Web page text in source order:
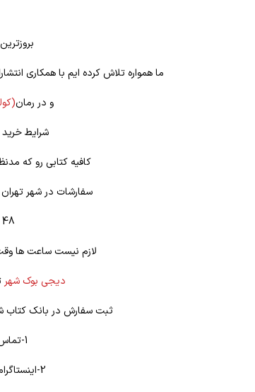
ما همواره تلاش کرده ایم با همکاری
و در رمان
شرایط
کافیه کتابی رو که
سفارشات در شهر
لازم نیست ساعت ها
دیجی بوک شهر
ثبت سفارش در بانک کتاب شهر از 4 طریق امکان پذیر است همراه با ارسال رایگان
1-تماس تلفنی با شماره های 02166403037///02166403046
2-اینستاگرام به آدرس